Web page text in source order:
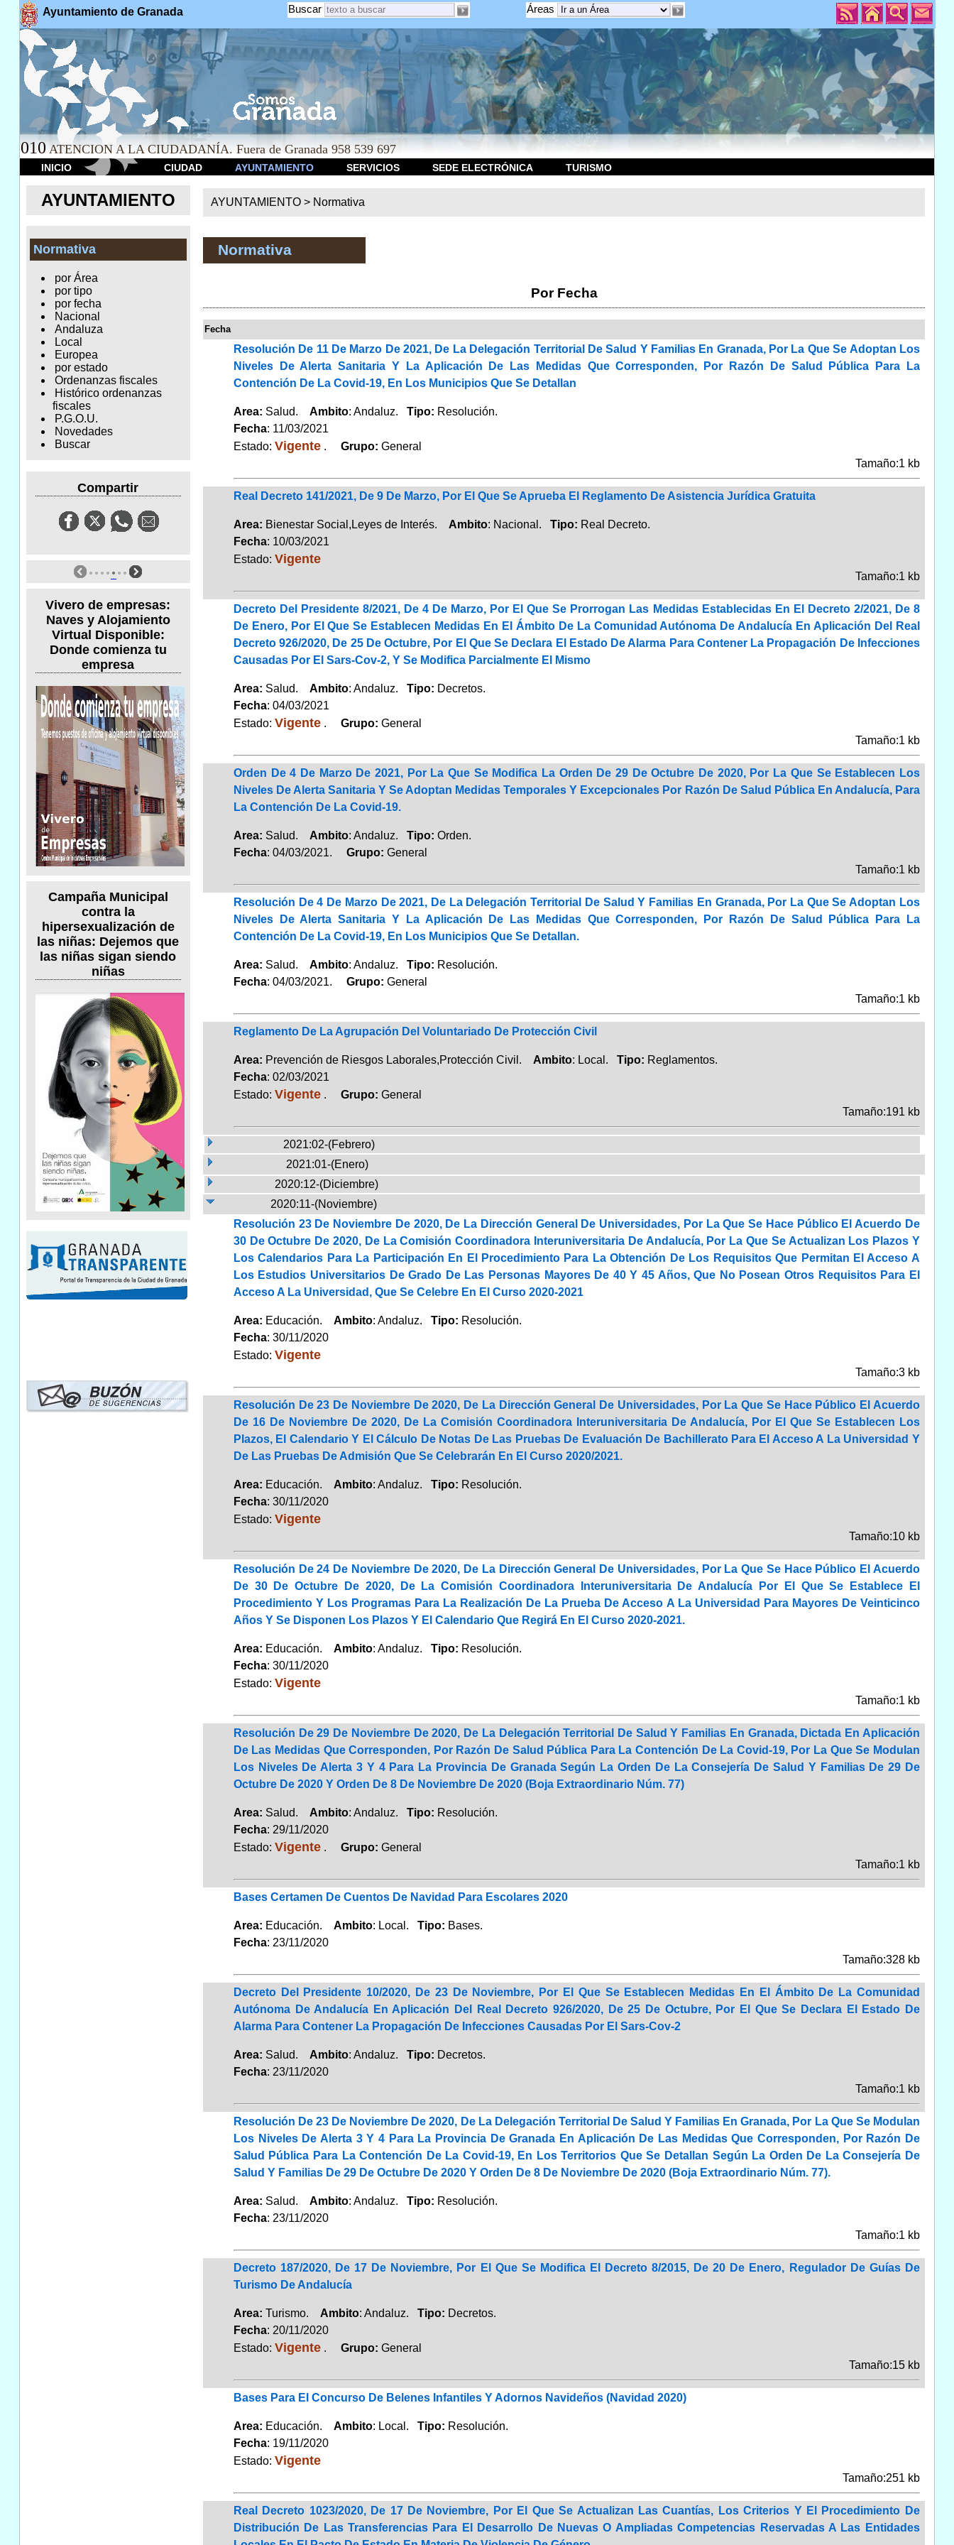
Ayuntamiento de Granada Áreas
Buscar
010 ATENCION A LA CIUDADANÍA. Fuera de Granada 958 539 697
INICIO CIUDAD AYUNTAMIENTO SERVICIOS SEDE ELECTRÓNICA TURISMO
AYUNTAMIENTO
Normativa
por Área
por tipo
por fecha
Nacional
Andaluza
Local
Europea
por estado
Ordenanzas fiscales
Histórico ordenanzas
fiscales
P.G.O.U.
Novedades
Buscar
Compartir
Vivero de empresas:
Naves y Alojamiento
Virtual Disponible:
Donde comienza tu
empresa
Campaña Municipal
contra la
hipersexualización de
las niñas: Dejemos que
las niñas sigan siendo
niñas
AYUNTAMIENTO > Normativa
Normativa
Por Fecha
Fecha
Resolución De 11 De Marzo De 2021, De La Delegación Territorial De Salud Y Familias En Granada, Por La Que Se Adoptan Los
Niveles De Alerta Sanitaria Y La Aplicación De Las Medidas Que Corresponden, Por Razón De Salud Pública Para La
Contención De La Covid-19, En Los Municipios Que Se Detallan
Area: Salud. Ambito: Andaluz. Tipo: Resolución.
Fecha: 11/03/2021
Estado: Vigente. Grupo: General
Tamaño:1 kb
Real Decreto 141/2021, De 9 De Marzo, Por El Que Se Aprueba El Reglamento De Asistencia Jurídica Gratuita
Area: Bienestar Social,Leyes de Interés. Ambito: Nacional. Tipo: Real Decreto.
Fecha: 10/03/2021
Estado: Vigente
Tamaño:1 kb
Decreto Del Presidente 8/2021, De 4 De Marzo, Por El Que Se Prorrogan Las Medidas Establecidas En El Decreto 2/2021, De 8
De Enero, Por El Que Se Establecen Medidas En El Ámbito De La Comunidad Autónoma De Andalucía En Aplicación Del Real
Decreto 926/2020, De 25 De Octubre, Por El Que Se Declara El Estado De Alarma Para Contener La Propagación De Infecciones
Causadas Por El Sars-Cov-2, Y Se Modifica Parcialmente El Mismo
Area: Salud. Ambito: Andaluz. Tipo: Decretos.
Fecha: 04/03/2021
Estado: Vigente. Grupo: General
Tamaño:1 kb
Orden De 4 De Marzo De 2021, Por La Que Se Modifica La Orden De 29 De Octubre De 2020, Por La Que Se Establecen Los
Niveles De Alerta Sanitaria Y Se Adoptan Medidas Temporales Y Excepcionales Por Razón De Salud Pública En Andalucía, Para
La Contención De La Covid-19.
Area: Salud. Ambito: Andaluz. Tipo: Orden.
Fecha: 04/03/2021. Grupo: General
Tamaño:1 kb
Resolución De 4 De Marzo De 2021, De La Delegación Territorial De Salud Y Familias En Granada, Por La Que Se Adoptan Los
Niveles De Alerta Sanitaria Y La Aplicación De Las Medidas Que Corresponden, Por Razón De Salud Pública Para La
Contención De La Covid-19, En Los Municipios Que Se Detallan.
Area: Salud. Ambito: Andaluz. Tipo: Resolución.
Fecha: 04/03/2021. Grupo: General
Tamaño:1 kb
Reglamento De La Agrupación Del Voluntariado De Protección Civil
Area: Prevención de Riesgos Laborales,Protección Civil. Ambito: Local. Tipo: Reglamentos.
Fecha: 02/03/2021
Estado: Vigente. Grupo: General
Tamaño:191 kb
2021:02-(Febrero)
2021:01-(Enero)
2020:12-(Diciembre)
2020:11-(Noviembre)
Resolución 23 De Noviembre De 2020, De La Dirección General De Universidades, Por La Que Se Hace Público El Acuerdo De
30 De Octubre De 2020, De La Comisión Coordinadora Interuniversitaria De Andalucía, Por La Que Se Actualizan Los Plazos Y
Los Calendarios Para La Participación En El Procedimiento Para La Obtención De Los Requisitos Que Permitan El Acceso A
Los Estudios Universitarios De Grado De Las Personas Mayores De 40 Y 45 Años, Que No Posean Otros Requisitos Para El
Acceso A La Universidad, Que Se Celebre En El Curso 2020-2021
Area: Educación. Ambito: Andaluz. Tipo: Resolución.
Fecha: 30/11/2020
Estado: Vigente
Tamaño:3 kb
Resolución De 23 De Noviembre De 2020, De La Dirección General De Universidades, Por La Que Se Hace Público El Acuerdo
De 16 De Noviembre De 2020, De La Comisión Coordinadora Interuniversitaria De Andalucía, Por El Que Se Establecen Los
Plazos, El Calendario Y El Cálculo De Notas De Las Pruebas De Evaluación De Bachillerato Para El Acceso A La Universidad Y
De Las Pruebas De Admisión Que Se Celebrarán En El Curso 2020/2021.
Area: Educación. Ambito: Andaluz. Tipo: Resolución.
Fecha: 30/11/2020
Estado: Vigente
Tamaño:10 kb
Resolución De 24 De Noviembre De 2020, De La Dirección General De Universidades, Por La Que Se Hace Público El Acuerdo
De 30 De Octubre De 2020, De La Comisión Coordinadora Interuniversitaria De Andalucía Por El Que Se Establece El
Procedimiento Y Los Programas Para La Realización De La Prueba De Acceso A La Universidad Para Mayores De Veinticinco
Años Y Se Disponen Los Plazos Y El Calendario Que Regirá En El Curso 2020-2021.
Area: Educación. Ambito: Andaluz. Tipo: Resolución.
Fecha: 30/11/2020
Estado: Vigente
Tamaño:1 kb
Resolución De 29 De Noviembre De 2020, De La Delegación Territorial De Salud Y Familias En Granada, Dictada En Aplicación
De Las Medidas Que Corresponden, Por Razón De Salud Pública Para La Contención De La Covid-19, Por La Que Se Modulan
Los Niveles De Alerta 3 Y 4 Para La Provincia De Granada Según La Orden De La Consejería De Salud Y Familias De 29 De
Octubre De 2020 Y Orden De 8 De Noviembre De 2020 (Boja Extraordinario Núm. 77)
Area: Salud. Ambito: Andaluz. Tipo: Resolución.
Fecha: 29/11/2020
Estado: Vigente. Grupo: General
Tamaño:1 kb
Bases Certamen De Cuentos De Navidad Para Escolares 2020
Area: Educación. Ambito: Local. Tipo: Bases.
Fecha: 23/11/2020
Tamaño:328 kb
Decreto Del Presidente 10/2020, De 23 De Noviembre, Por El Que Se Establecen Medidas En El Ámbito De La Comunidad
Autónoma De Andalucía En Aplicación Del Real Decreto 926/2020, De 25 De Octubre, Por El Que Se Declara El Estado De
Alarma Para Contener La Propagación De Infecciones Causadas Por El Sars-Cov-2
Area: Salud. Ambito: Andaluz. Tipo: Decretos.
Fecha: 23/11/2020
Tamaño:1 kb
Resolución De 23 De Noviembre De 2020, De La Delegación Territorial De Salud Y Familias En Granada, Por La Que Se Modulan
Los Niveles De Alerta 3 Y 4 Para La Provincia De Granada En Aplicación De Las Medidas Que Corresponden, Por Razón De
Salud Pública Para La Contención De La Covid-19, En Los Territorios Que Se Detallan Según La Orden De La Consejería De
Salud Y Familias De 29 De Octubre De 2020 Y Orden De 8 De Noviembre De 2020 (Boja Extraordinario Núm. 77).
Area: Salud. Ambito: Andaluz. Tipo: Resolución.
Fecha: 23/11/2020
Tamaño:1 kb
Decreto 187/2020, De 17 De Noviembre, Por El Que Se Modifica El Decreto 8/2015, De 20 De Enero, Regulador De Guías De
Turismo De Andalucía
Area: Turismo. Ambito: Andaluz. Tipo: Decretos.
Fecha: 20/11/2020
Estado: Vigente. Grupo: General
Tamaño:15 kb
Bases Para El Concurso De Belenes Infantiles Y Adornos Navideños (Navidad 2020)
Area: Educación. Ambito: Local. Tipo: Resolución.
Fecha: 19/11/2020
Estado: Vigente
Tamaño:251 kb
Real Decreto 1023/2020, De 17 De Noviembre, Por El Que Se Actualizan Las Cuantías, Los Criterios Y El Procedimiento De
Distribución De Las Transferencias Para El Desarrollo De Nuevas O Ampliadas Competencias Reservadas A Las Entidades